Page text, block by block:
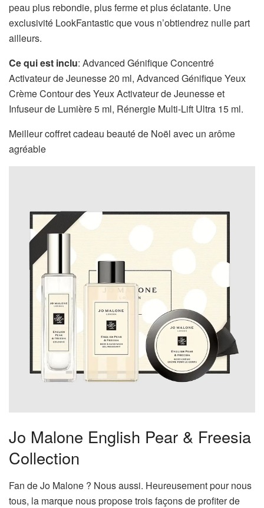
peau plus rebondie, plus ferme et plus éclatante. Une
exclusivité LookFantastic que vous n’obtiendrez nulle part
ailleurs.
Ce qui est inclu: Advanced Génifique Concentré
Activateur de Jeunesse 20 ml, Advanced Génifique Yeux
Crème Contour des Yeux Activateur de Jeunesse et
Infuseur de Lumière 5 ml, Rénergie Multi-Lift Ultra 15 ml.
Meilleur coffret cadeau beauté de Noël avec un arôme
agréable
Jo Malone English Pear & Freesia
Collection
Fan de Jo Malone ? Nous aussi. Heureusement pour nous
tous, la marque nous propose trois façons de profiter de